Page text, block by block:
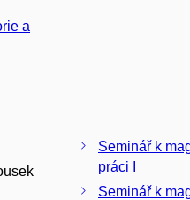
a
Seminář k
práci I
Seminář k